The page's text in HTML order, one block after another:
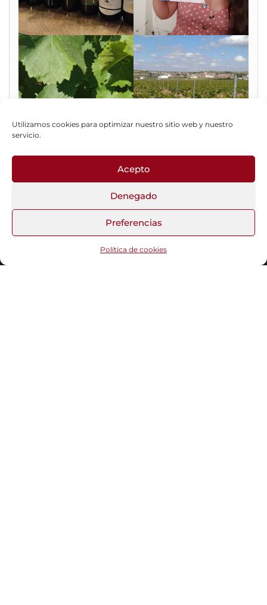
Utilizamos cookies para optimizar nuestro sitio web y nuestro
servicio.
Acepto
Denegado
Preferencias
Política de cookies
Fotos del Blog
Funciona gracias aWordPress |Tema:Head Blog